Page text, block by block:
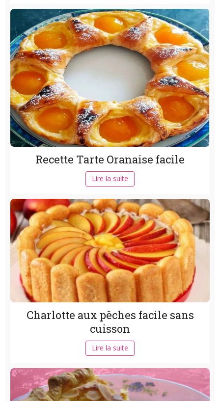
Recette Tarte Oranaise facile
Lire la suite
Charlotte aux pêches facile sans
cuisson
Lire la suite